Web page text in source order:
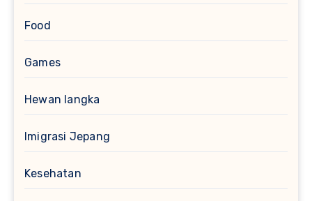
Food
Games
Hewan langka
Imigrasi Jepang
Kesehatan